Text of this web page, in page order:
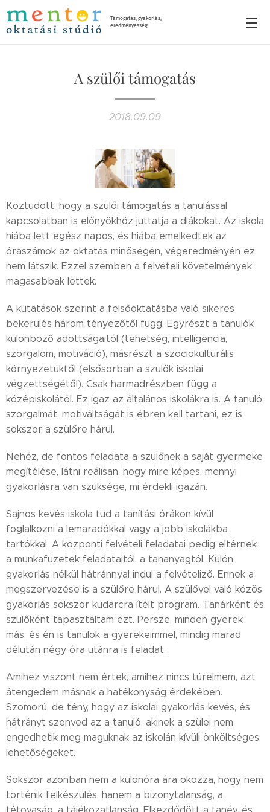
Támogatás, gyakorlás,
eredményesség!
A szülői támogatás
2018.09.09
Köztudott, hogy a szülői támogatás a tanulással
kapcsolatban is előnyökhöz juttatja a diákokat. Az iskola
hiába lett egész napos, és hiába emelkedtek az
óraszámok az oktatás minőségén, végeredményén ez
nem látszik. Ezzel szemben a felvételi követelmények
magasabbak lettek.
A kutatások szerint a felsőoktatásba való sikeres
bekerülés három tényezőtől függ. Egyrészt a tanulók
különböző adottságaitól (tehetség, intelligencia,
szorgalom, motiváció), másrészt a szociokulturális
környezetüktől (elsősorban a szülők iskolai
végzettségétől). Csak harmadrészben függ a
középiskolától. Ez igaz az általános iskolákra is. A tanuló
szorgalmát, motiváltságát is ébren kell tartani, ez is
sokszor a szülőre hárul.
Nehéz, de fontos feladata a szülőnek a saját gyermeke
megítélése, látni reálisan, hogy mire képes, mennyi
gyakorlásra van szüksége, mi érdekli igazán.
Sajnos kevés iskola tud a tanítási órákon kívül
foglalkozni a lemaradókkal vagy a jobb iskolákba
tartókkal. A központi felvételi feladatai pedig eltérnek
a munkafüzetek feladataitól, a tananyagtól. Külön
gyakorlás nélkül hátránnyal indul a felvételiző. Ennek a
megszervezése is a szülőre hárul. A szülővel való közös
gyakorlás sokszor kudarcra ítélt program. Tanárként és
szülőként tapasztaltam ezt. Persze, minden gyerek
más, és én is tanulok a gyerekeimmel, mindig marad
délután négy óra utánra is feladat.
Amihez viszont nem értek, amihez nincs türelmem, azt
átengedem másnak a hatékonyság érdekében.
Szomorú, de tény, hogy az iskolai gyakorlás kevés, és
hátrányt szenved az a tanuló, akinek a szülei nem
engedhetik meg maguknak az iskolán kívüli önköltséges
lehetőségeket.
Sokszor azonban nem a különóra ára okozza, hogy nem
történik felkészülés, hanem a bizonytalanság, a
tétovaság, a tájékozatlanság. Elkezdődött a tanév, és